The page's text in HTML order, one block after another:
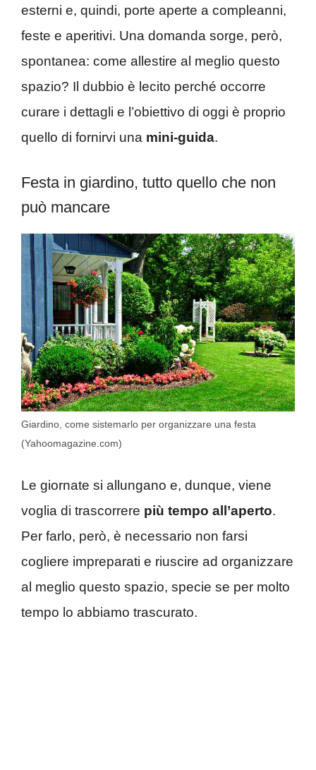
esterni e, quindi, porte aperte a compleanni,
feste e aperitivi. Una domanda sorge, però,
spontanea: come allestire al meglio questo
spazio? Il dubbio è lecito perché occorre
curare i dettagli e l’obiettivo di oggi è proprio
quello di fornirvi una mini-guida.
Festa in giardino, tutto quello che non
può mancare
Giardino, come sistemarlo per organizzare una festa
(Yahoomagazine.com)
Le giornate si allungano e, dunque, viene
voglia di trascorrere più tempo all’aperto.
Per farlo, però, è necessario non farsi
cogliere impreparati e riuscire ad organizzare
al meglio questo spazio, specie se per molto
tempo lo abbiamo trascurato.